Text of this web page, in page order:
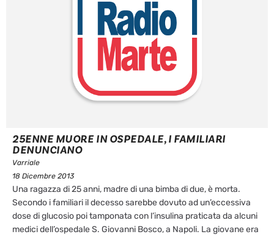
25ENNE MUORE IN OSPEDALE, I FAMILIARI
DENUNCIANO
Varriale
18 Dicembre 2013
Una ragazza di 25 anni, madre di una bimba di due, è morta.
Secondo i familiari il decesso sarebbe dovuto ad un’eccessiva
dose di glucosio poi tamponata con l’insulina praticata da alcuni
medici dell’ospedale S. Giovanni Bosco, a Napoli. La giovane era